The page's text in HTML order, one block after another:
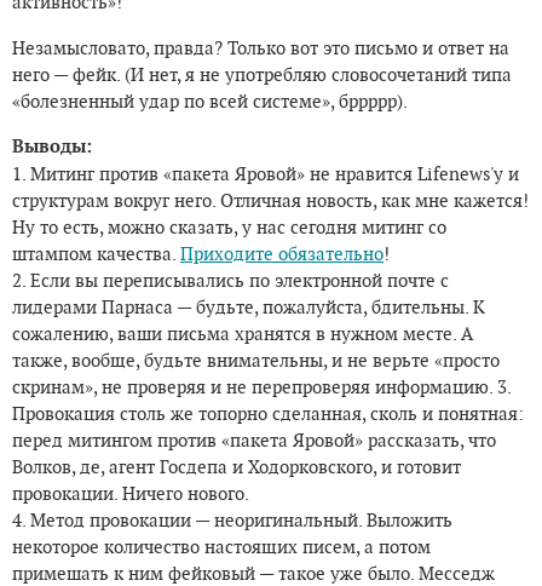
Незамысловато, правда? Только вот это письмо и ответ на
него — фейк. (И нет, я не употребляю словосочетаний типа
«болезненный удар по всей системе», бррррр).
Выводы:
1. Митинг против «пакета Яровой» не нравится Lifenews'у и
структурам вокруг него. Отличная новость, как мне кажется!
Ну то есть, можно сказать, у нас сегодня митинг со
штампом качества. Приходите обязательно!
2. Если вы переписывались по электронной почте с
лидерами Парнаса — будьте, пожалуйста, бдительны. К
сожалению, ваши письма хранятся в нужном месте. А
также, вообще, будьте внимательны, и не верьте «просто
скринам», не проверяя и не перепроверяя информацию. 3.
Провокация столь же топорно сделанная, сколь и понятная:
перед митингом против «пакета Яровой» рассказать, что
Волков, де, агент Госдепа и Ходорковского, и готовит
провокации. Ничего нового.
4. Метод провокации — неоригинальный. Выложить
некоторое количество настоящих писем, а потом
примешать к ним фейковый — такое уже было. Месседж